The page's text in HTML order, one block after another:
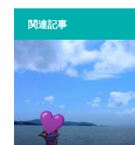
関連記事